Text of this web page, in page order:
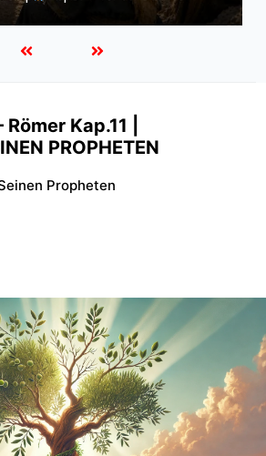
Kap.11 |
PROPHETEN
Propheten